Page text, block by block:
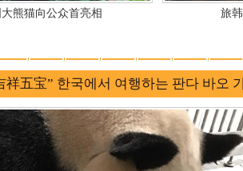
熊猫向公众首亮相 旅
祥五宝” 한국에서 여행하는 판다 바오